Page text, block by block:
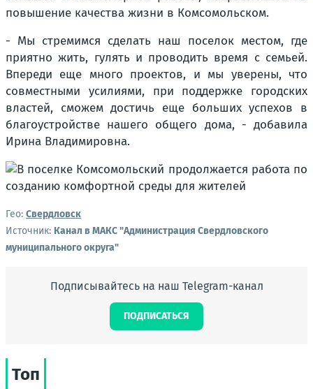
повышение качества жизни в Комсомольском.
- Мы стремимся сделать наш поселок местом, где
приятно жить, гулять и проводить время с семьей.
Впереди еще много проектов, и мы уверены, что
совместными усилиями, при поддержке городских
властей, сможем достичь еще больших успехов в
благоустройстве нашего общего дома, - добавила
Ирина Владимировна.
Гео: Свердловск
Источник: Канал в МАКС "Администрация Свердловского
муниципального округа"
Подписывайтесь на наш Telegram-канал
ПОДПИСАТЬСЯ
Топ